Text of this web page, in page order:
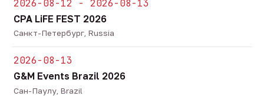
2026-08-12 - 2026-08-13
CPA LiFE FEST 2026
Санкт-Петербург, Russia
2026-08-13
G&M Events Brazil 2026
Сан-Паулу, Brazil